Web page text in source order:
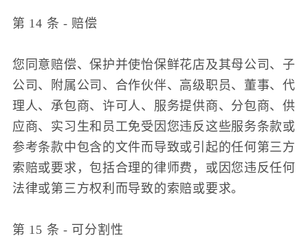
第 14 条 - 赔偿
您同意赔偿、保护并使怡保鲜花店及其母公司、子
公司、附属公司、合作伙伴、高级职员、董事、代
理人、承包商、许可人、服务提供商、分包商、供
应商、实习生和员工免受因您违反这些服务条款或
参考条款中包含的文件而导致或引起的任何第三方
索赔或要求，包括合理的律师费，或因您违反任何
法律或第三方权利而导致的索赔或要求。
第 15 条 - 可分割性